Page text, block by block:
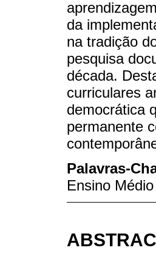
da
na tradição
pesquisa
década.
curriculares
democrática
permanente
Palavras-
Ensino Médio